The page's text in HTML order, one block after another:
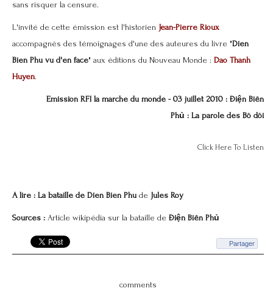
sans risquer la censure.
L'invité de cette émission est l'historien Jean-Pierre Rioux
accompagnés des témoignages d'une des auteures du livre "Dien
Bien Phu vu d'en face" aux éditions du Nouveau Monde : Dao Thanh
Huyen.
Emission RFI la marche du monde - 03 juillet 2010 : Ðiện Biên
Phủ : La parole des Bö döi
Click Here To Listen
A lire : La bataille de Dien Bien Phu de Jules Roy
Sources : Article wikipédia sur la bataille de Ðiện Biên Phủ
Partager
comments